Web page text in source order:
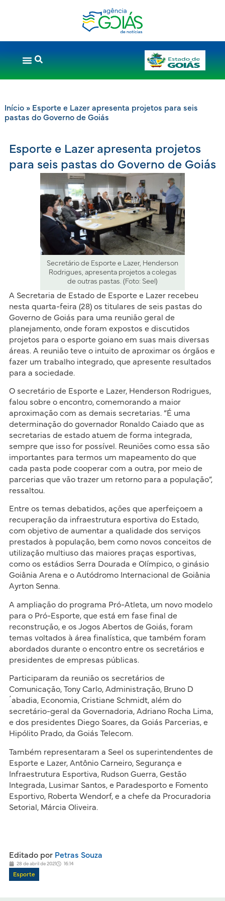
Início» Esporte e Lazer apresenta projetos para seis
pastas do Governo de Goiás
Esporte e Lazer apresenta projetos
para seis pastas do Governo de Goiás
Secretário de Esporte e Lazer, Henderson
Rodrigues, apresenta projetos a colegas
de outras pastas. (Foto: Seel)
A Secretaria de Estado de Esporte e Lazer recebeu
nesta quarta-feira (28) os titulares de seis pastas do
Governo de Goiás para uma reunião geral de
planejamento, onde foram expostos e discutidos
projetos para o esporte goiano em suas mais diversas
áreas. A reunião teve o intuito de aproximar os órgãos e
fazer um trabalho integrado, que apresente resultados
para a sociedade.
O secretário de Esporte e Lazer, Henderson Rodrigues,
falou sobre o encontro, comemorando a maior
aproximação com as demais secretarias. “É uma
determinação do governador Ronaldo Caiado que as
secretarias de estado atuem de forma integrada,
sempre que isso for possível. Reuniões como essa são
importantes para termos um mapeamento do que
cada pasta pode cooperar com a outra, por meio de
parcerias que vão trazer um retorno para a população”,
ressaltou.
Entre os temas debatidos, ações que aperfeiçoem a
recuperação da infraestrutura esportiva do Estado,
com objetivo de aumentar a qualidade dos serviços
prestados à população, bem como novos conceitos de
utilização multiuso das maiores praças esportivas,
como os estádios Serra Dourada e Olímpico, o ginásio
Goiânia Arena e o Autódromo Internacional de Goiânia
Ayrton Senna.
A ampliação do programa Pró-Atleta, um novo modelo
para o Pró-Esporte, que está em fase final de
reconstrução, e os Jogos Abertos de Goiás, foram
temas voltados à área finalística, que também foram
abordados durante o encontro entre os secretários e
presidentes de empresas públicas.
Participaram da reunião os secretários de
Comunicação, Tony Carlo, Administração, Bruno D
´abadia, Economia, Cristiane Schmidt, além do
secretário-geral da Governadoria, Adriano Rocha Lima,
e dos presidentes Diego Soares, da Goiás Parcerias, e
Hipólito Prado, da Goiás Telecom.
Também representaram a Seel os superintendentes de
Esporte e Lazer, Antônio Carneiro, Segurança e
Infraestrutura Esportiva, Rudson Guerra, Gestão
Integrada, Lusimar Santos, e Paradesporto e Fomento
Esportivo, Roberta Wendorf, e a chefe da Procuradoria
Setorial, Márcia Oliveira.
Editado porPetras Souza
28 de abril de 2021 16:14
Esporte